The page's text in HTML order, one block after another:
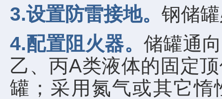
3.设置防雷接地。 钢储
4.配置阻火器。 储罐通
乙、丙A类液体的固定
罐；采用氮气或其它